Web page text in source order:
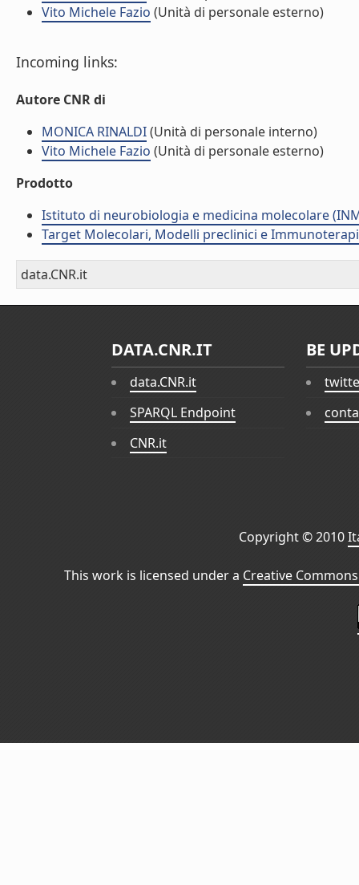
Vito Michele Fazio (Unità di personale esterno)
Incoming links:
Autore CNR di
MONICA RINALDI(Unità di personale interno)
Vito Michele Fazio (Unità di personale esterno)
Prodotto
Istituto di neurobiologia e medicina molecolare
Target Molecolari, Modelli preclinici e
data.CNR.it
DATA.CNR.IT
data.CNR.it
SPARQL Endpoint
CNR.it
BE
Copyright © 2010
This work is licensed under a Creative